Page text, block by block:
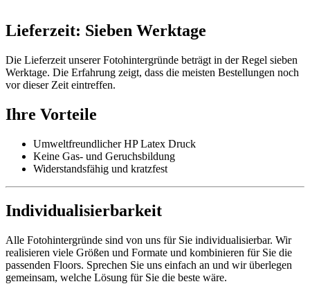
Lieferzeit: Sieben Werktage
Die Lieferzeit unserer Fotohintergründe beträgt in der Regel sieben
Werktage. Die Erfahrung zeigt, dass die meisten Bestellungen noch
vor dieser Zeit eintreffen.
Ihre Vorteile
Umweltfreundlicher HP Latex Druck
Keine Gas- und Geruchsbildung
Widerstandsfähig und kratzfest
Individualisierbarkeit
Alle Fotohintergründe sind von uns für Sie individualisierbar. Wir
realisieren viele Größen und Formate und kombinieren für Sie die
passenden Floors. Sprechen Sie uns einfach an und wir überlegen
gemeinsam, welche Lösung für Sie die beste wäre.